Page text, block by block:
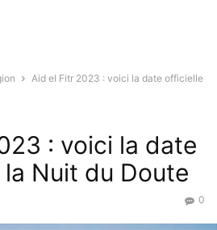
Aid el Fitr 2023 : voici la date officielle
: voici la date
Nuit du Doute
0